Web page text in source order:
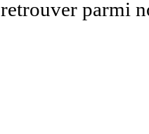
retrouver parmi